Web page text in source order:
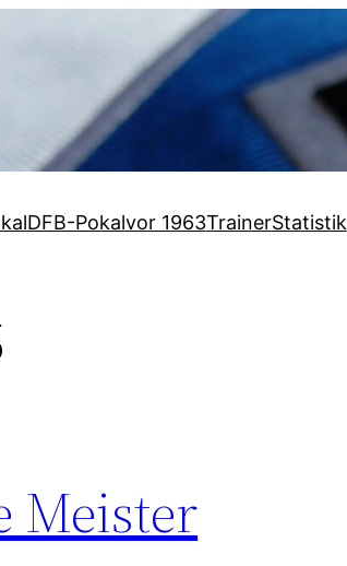
DFB-Pokalvor 1963TrainerStatistik
Meister